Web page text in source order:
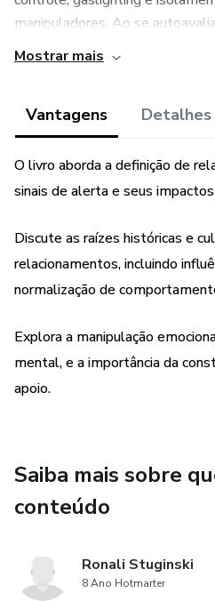
manipuladores. Ao se
Mostrar mais
Vantagens Detalhes
O livro aborda a definição de
sinais de alerta e seus
Discute as raízes históricas e
relacionamentos, incluindo
normalização de
Explora a manipulação
mental, e a importância da
apoio.
Saiba mais sobre
conteúdo
Ronali Stuginski
8 Ano Hotmarter